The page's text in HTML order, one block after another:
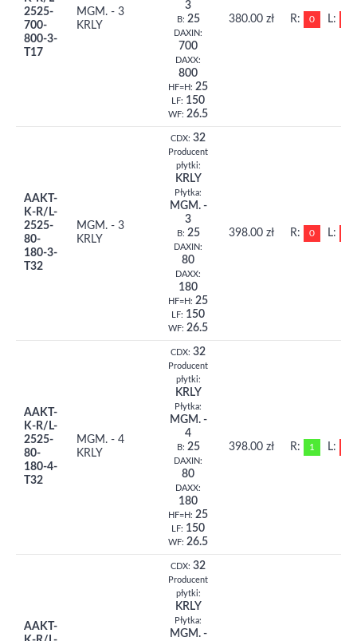
2525-
700-
800-3-
T17
MGM. - 3
KRLY
3
B: 25
DAXIN:
700
DAXX:
800
HF=H: 25
LF: 150
WF: 26.5
380.00 zł R: 0 L:
AAKT-
K-R/L-
2525-
80-
180-3-
T32
MGM. - 3
KRLY
CDX: 32
Producent
płytki:
KRLY
Płytka:
MGM. -
3
B: 25
DAXIN:
80
DAXX:
180
HF=H: 25
LF: 150
WF: 26.5
398.00 zł R: 0 L:
AAKT-
K-R/L-
2525-
80-
180-4-
T32
MGM. - 4
KRLY
CDX: 32
Producent
płytki:
KRLY
Płytka:
MGM. -
4
B: 25
DAXIN:
80
DAXX:
180
HF=H: 25
LF: 150
WF: 26.5
398.00 zł R: 1 L:
AAKT-
CDX: 32
Producent
płytki:
KRLY
Płytka:
MGM. -